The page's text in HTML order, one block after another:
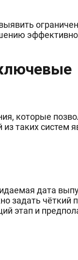
которые
таких систем
дата
задать чёткий
этап и